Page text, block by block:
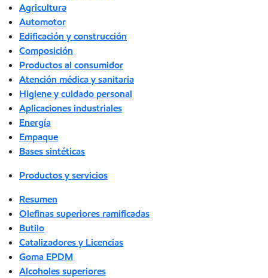
Agricultura
Automotor
Edificación y construcción
Composición
Productos al consumidor
Atención médica y sanitaria
Higiene y cuidado personal
Aplicaciones industriales
Energía
Empaque
Bases sintéticas
Productos y servicios
Resumen
Olefinas superiores ramificadas
Butilo
Catalizadores y Licencias
Goma EPDM
Alcoholes superiores